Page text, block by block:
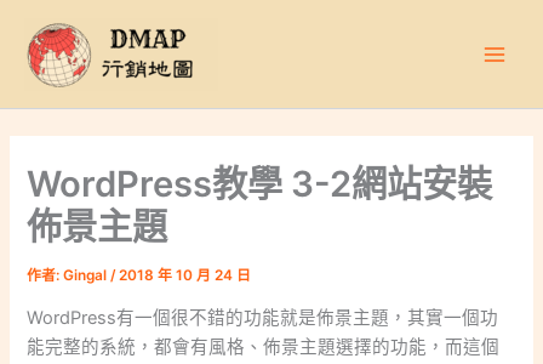
WordPress教學 3-2網站安裝
佈景主題
作者:Gingal/2018 年 10 月 24 日
WordPress有一個很不錯的功能就是佈景主題，其實一個功
能完整的系統，都會有風格、佈景主題選擇的功能，而這個